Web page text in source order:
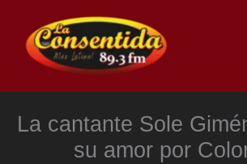
contenido
La cantante Sole
su amor por